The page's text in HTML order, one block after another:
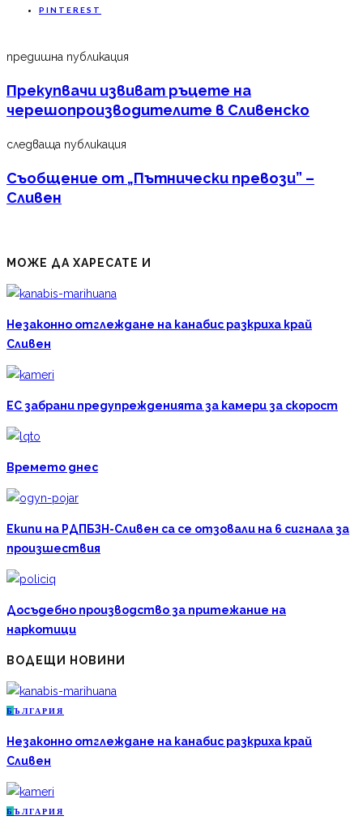
PINTEREST
предишна публикация
Прекупвачи извиват ръцете на
черешопроизводителите в Сливенско
следваща публикация
Съобщение от „Пътнически превози” –
Сливен
МОЖЕ ДА ХАРЕСАТЕ И
Незаконно отглеждане на канабис разкриха край
Сливен
ЕС забрани предупрежденията за камери за скорост
Времето днес
Екипи на РДПБЗН-Сливен са се отзовали на 6 сигнала за
произшествия
Досъдебно производство за притежание на
наркотици
ВОДЕЩИ НОВИНИ
Б ЪЛГАРИЯ
Незаконно отглеждане на канабис разкриха край
Сливен
Б ЪЛГАРИЯ